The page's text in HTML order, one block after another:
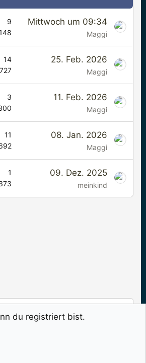
9
Mittwoch um 09:34
Maggi
14
727
25. Feb. 2026
Maggi
3
11. Feb. 2026
Maggi
11
08. Jan. 2026
Maggi
1
09. Dez. 2025
meinkind
du registriert bist.